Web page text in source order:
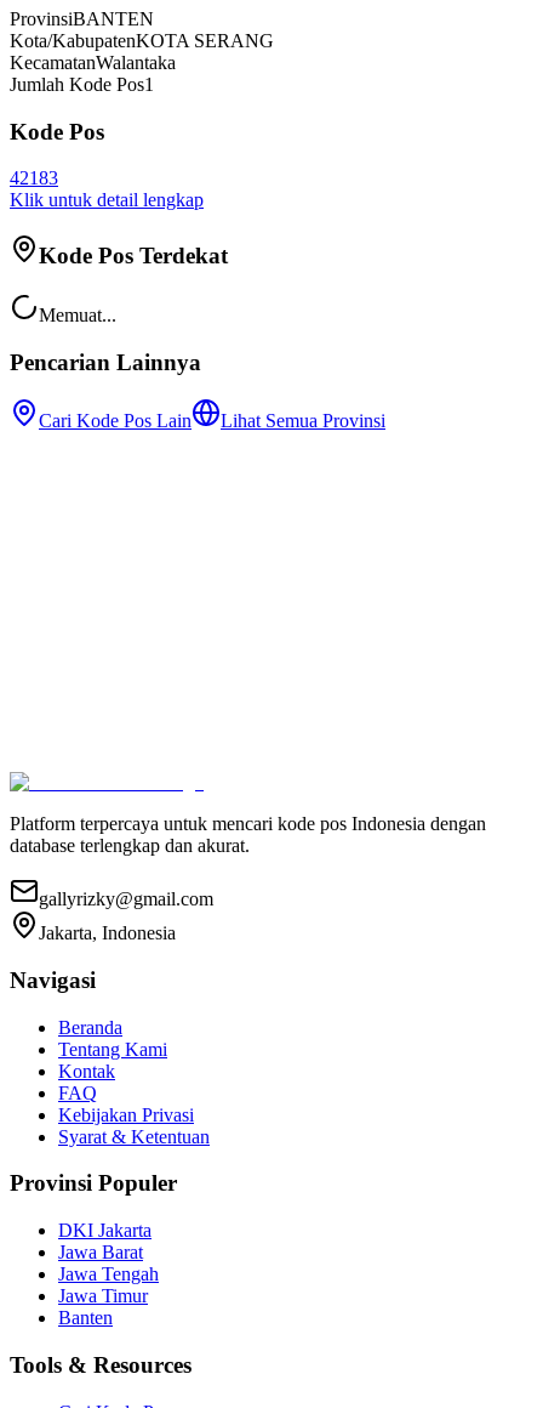
ProvinsiBANTEN
Kota/KabupatenKOTA SERANG
KecamatanWalantaka
Jumlah Kode Pos1
Kode Pos
42183
Klik untuk detail lengkap
Kode Pos Terdekat
Memuat...
Pencarian Lainnya
Cari Kode Pos Lain Lihat Semua Provinsi
Platform terpercaya untuk mencari kode pos Indonesia dengan
database terlengkap dan akurat.
gallyrizky@gmail.com
Jakarta, Indonesia
Navigasi
Beranda
Tentang Kami
Kontak
FAQ
Kebijakan Privasi
Syarat & Ketentuan
Provinsi Populer
DKI Jakarta
Jawa Barat
Jawa Tengah
Jawa Timur
Banten
Tools & Resources